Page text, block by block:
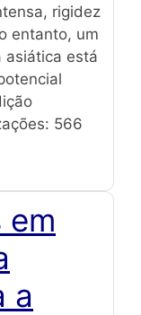
rigidez
entanto, um
asiática está
566
em
a